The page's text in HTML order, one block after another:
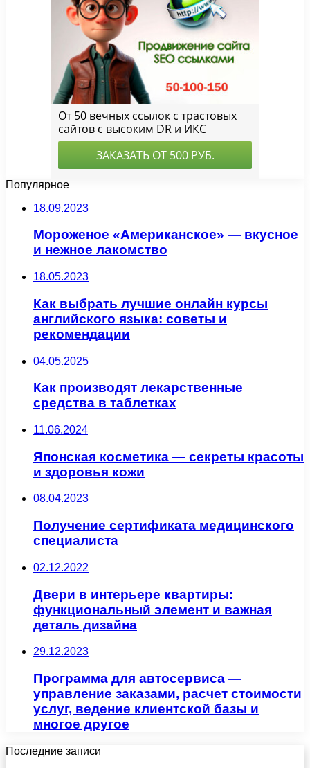
Популярное
18.09.2023
Мороженое «Американское» — вкусное
и нежное лакомство
18.05.2023
Как выбрать лучшие онлайн курсы
английского языка: советы и
рекомендации
04.05.2025
Как производят лекарственные
средства в таблетках
11.06.2024
Японская косметика — секреты красоты
и здоровья кожи
08.04.2023
Получение сертификата медицинского
специалиста
02.12.2022
Двери в интерьере квартиры:
функциональный элемент и важная
деталь дизайна
29.12.2023
Программа для автосервиса —
управление заказами, расчет стоимости
услуг, ведение клиентской базы и
многое другое
Последние записи